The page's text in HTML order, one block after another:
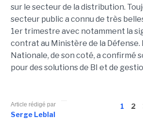
sur le secteur de la distribution.
secteur public a connu de très
1er trimestre avec notamment la
contrat au Ministère de la Défense.
Nationale, de son coté, a confirmé
pour des solutions de BI et de
1 2
Article rédigé par
Serge Leblal